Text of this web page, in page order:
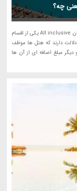
در ابتدا باید گفت که یوآل یا ultra all inclusive و آل یا همان All inclusive یکی از اقسام
دارند که هتل ها موظف
دیگر مبلغ اضافه ای از آن ها